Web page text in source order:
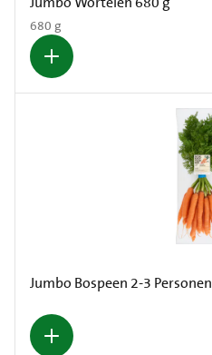
680 g
Jumbo Bospeen 2-3 Personen